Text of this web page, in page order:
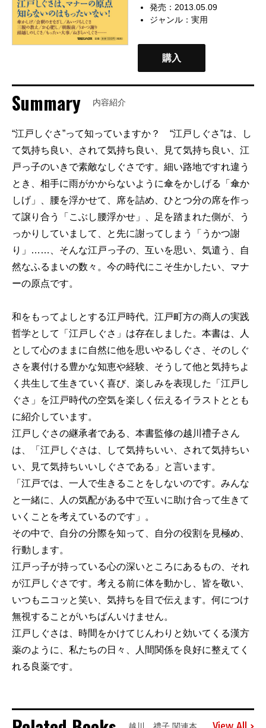
発売：2013.05.09
ジャンル：実用
購入
Summary 内容紹介
“江戸しぐさ”って知っていますか？ “江戸しぐさ”は、し
て気持ち良い、されて気持ち良い、見て気持ち良い、江
戸っ子のいきで素敵なしぐさです。細い路地ですれ違う
とき、相手に雨がかからないように傘をかしげる「傘か
しげ」、腰を浮かせて、席を詰め、ひとつ分の席を作っ
て譲り合う「こぶし腰浮かせ」、足を踏まれた側が、う
っかりしていまして、と先に謝ってしまう「うかつ謝
り」……、そんな江戸っ子の、互いを思い、気遣う、自
然なふるまいの数々。今の時代にこそ生かしたい、マナ
ーの原点です。
和をもってよしとする江戸時代。江戸町方の商人の実践
哲学として「江戸しぐさ」は存在しました。本書は、人
として心のままに自然に他を思いやるしぐさ、そのしぐ
さを裏付ける豊かな知恵や経験、そうして他と気持ちよ
く共生して生きていく喜び、楽しみを表現した「江戸し
ぐさ」を江戸時代の空気を楽しく伝えるイラストととも
に紹介しています。
江戸しぐさの継承者である、本書監修の越川禮子さん
は、「江戸しぐさは、して気持ちいい、されて気持ちい
い、見て気持ちいいしぐさである」と言います。
「江戸では、一人で生きることをしないのです。みんな
と一緒に、人の気配がある中で互いに助け合って生きて
いくことを考えているのです」。
その中で、自分の分際を知って、自分の役割を見極め、
行動します。
江戸っ子が持っている心の深いところにあるもの、それ
が江戸しぐさです。考える前に体を動かし、皆を敬い、
いつもニコッと笑い、気持ちを目で伝えます。何につけ
無視することがいちばんいけません。
江戸しぐさは、時間をかけてじんわりと効いてくる漢方
薬のように、私たちの日々、人間関係を良好に整えてく
れる良薬です。